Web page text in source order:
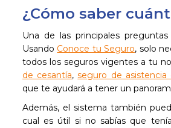
¿Cómo saber
Una de las principales preguntas
Usando Conoce tu Seguro, solo
todos los seguros vigentes a tu
de cesantía,seguro de asistencia
que te ayudará a tener un
Además, el sistema también
cual es útil si no sabías que